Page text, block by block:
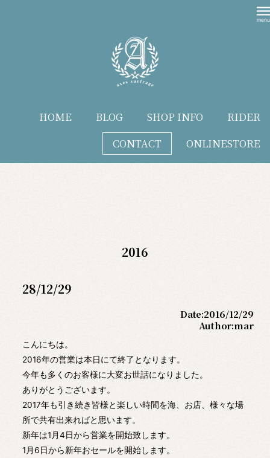
HOME BLOG SHOP INFO
RIDER
CONTACT
ONLINESTORE
2016
28/12/29
Date:2016/12/29
Author:mar
こんにちは。
2016年の営業は本日にて終了となります。
今年も多くのお客様に大変お世話になりました。
ありがとうございます。
2017年も引き続き皆様と楽しい時間を海、お店、様々な場
所で共有出来ればと思います。
新年は1月4日から営業を開始致します。
1月6日から新年おセールを開始します。